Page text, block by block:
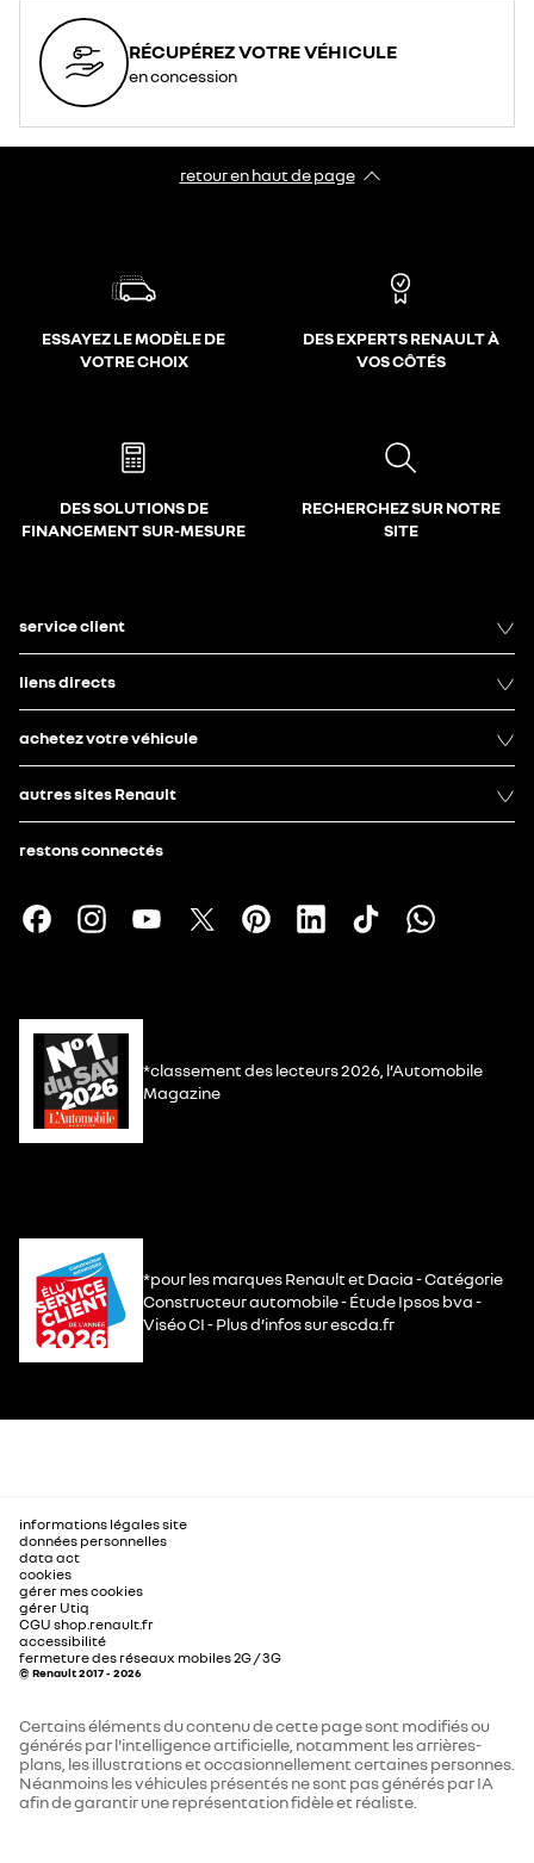
RÉCUPÉREZ VOTRE VÉHICULE
en concession
retour en haut de page​
ESSAYEZ LE MODÈLE DE
VOTRE CHOIX
DES EXPERTS RENAULT À
VOS CÔTÉS
DES SOLUTIONS DE
FINANCEMENT SUR-MESURE
RECHERCHEZ SUR NOTRE
SITE
service client
liens directs
achetez votre véhicule
autres sites Renault
restons connectés
*classement des lecteurs 2026, l’Automobile
Magazine
*pour les marques Renault et Dacia - Catégorie
Constructeur automobile - Étude Ipsos bva -
Viséo CI - Plus d’infos sur escda.fr
informations légales site
données personnelles
data act
cookies
gérer mes cookies
gérer Utiq
CGU shop.renault.fr
accessibilité
fermeture des réseaux mobiles 2G / 3G
© Renault 2017 - 2026
Certains éléments du contenu de cette page sont modifiés ou
générés par l'intelligence artificielle, notamment les arrières-
plans, les illustrations et occasionnellement certaines personnes.
Néanmoins les véhicules présentés ne sont pas générés par IA
afin de garantir une représentation fidèle et réaliste.